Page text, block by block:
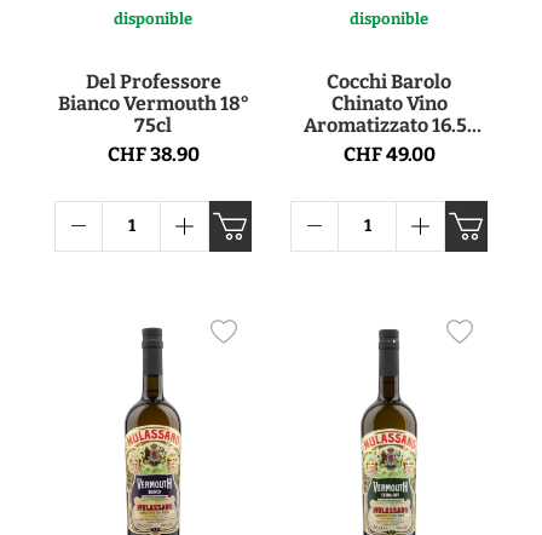
disponible
Del Professore
Bianco Vermouth 18°
75cl
CHF 38.90
disponible
Cocchi Barolo
Chinato Vino
Aromatizzato 16.5°
50cl
CHF 49.00